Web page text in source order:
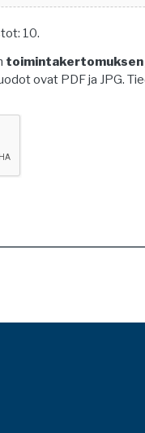
10.
toimintakertomuksen
ovat PDF ja JPG.